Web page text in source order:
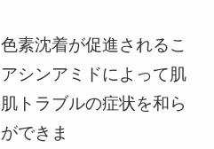
素沈着が促進されるこ
シンアミドによって肌
トラブルの症状を和ら
できま